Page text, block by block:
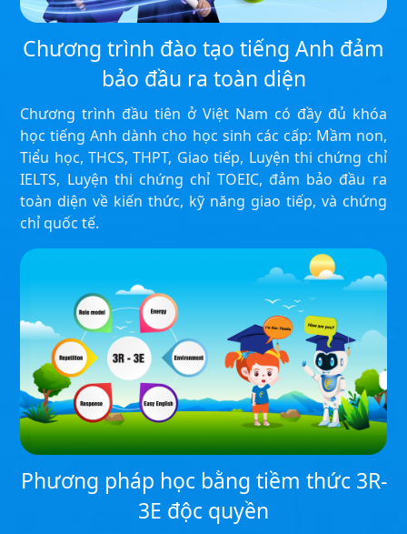
Chương trình đào tạo tiếng Anh đảm
bảo đầu ra toàn diện
Chương trình đầu tiên ở Việt Nam có đầy đủ khóa
học tiếng Anh dành cho học sinh các cấp: Mầm non,
Tiểu học, THCS, THPT, Giao tiếp, Luyện thi chứng chỉ
IELTS, Luyện thi chứng chỉ TOEIC, đảm bảo đầu ra
toàn diện về kiến thức, kỹ năng giao tiếp, và chứng
chỉ quốc tế.
Phương pháp học bằng tiềm thức 3R-
3E độc quyền